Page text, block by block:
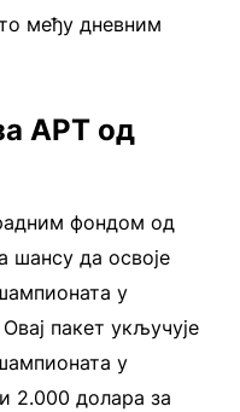
међу дневним
APT од
фондом од
шансу да освоје
у
пакет укључује
у
2.000 долара за